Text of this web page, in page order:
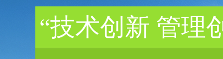
“技术创新 管理